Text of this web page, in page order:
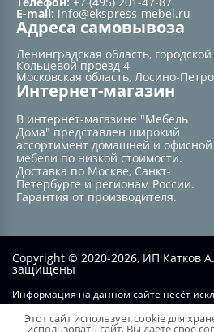
E-mail: info@ekspress-mebel.ru
Адреса самовывоза
Ленинградская область,
Кольцевой проезд 4
Московская область, Лосино-
Интернет-магазин
В интернет-магазине "Мебель
Дома" представлен широкий
ассортимент домашней и офисной
мебели по низкой стоимости.
Доставка по Москве, Санкт-
Петербурге и регионам России.
Гарантия от производителя.
Copyright © 2020-2026, ИП Катков
защищены
Информация на данном сайте несёт
публичной офертой, определяемой
Этот сайт использует cookie для
использовать сайт, Вы даете свое